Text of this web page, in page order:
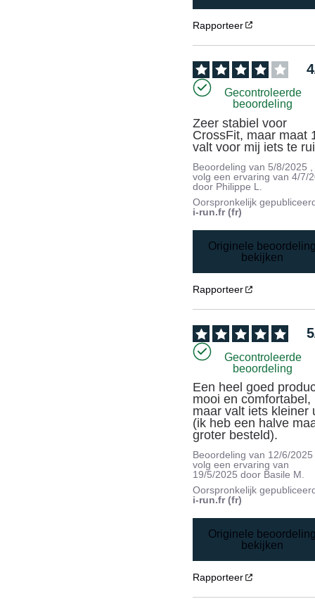
Rapporteer
4
Gecontroleerde
beoordeling
Zeer stabiel voor
CrossFit, maar maat
valt voor mij iets te
Beoordeling van 5/8/2025
volg een ervaring van4/7/
door Philippe L.
Oorspronkelijk
i-run.fr (fr)
Originele
bekijken
Rapporteer
5
Gecontroleerde
beoordeling
Een heel goed
mooi en comfortabel,
maar valt iets kleiner
(ik heb een halve
groter besteld).
Beoordeling van 12/6/2025
volg een ervaring van
19/5/2025 door Basile M.
Oorspronkelijk
i-run.fr (fr)
Originele
bekijken
Rapporteer